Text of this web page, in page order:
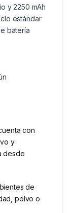
y 2250 mAh
estándar
batería
con
y
desde
de
polvo o